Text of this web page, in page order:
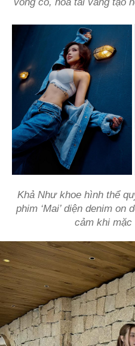
Khả Như khoe hình thể
phim ‘Mai’ diện denim
cảm khi mặc